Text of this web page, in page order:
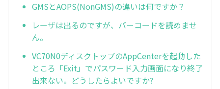
GMSとAOPS(NonGMS)の違いは何ですか？
レーザは出るのですが、バーコードを読めませ
ん。
VC70N0ディスクトップのAppCenterを起動した
ところ「Exit」でパスワード入力画面になり終了
出来ない。どうしたらよいですか?